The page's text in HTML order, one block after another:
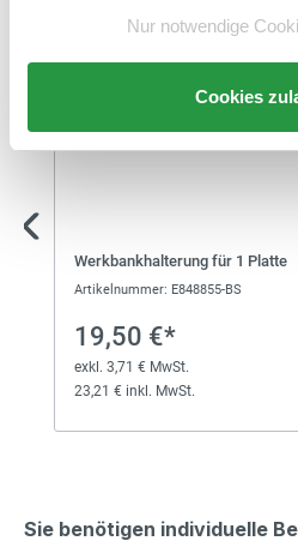
Nur notwendige
Cookies
Schlitzplatte
Schlitzplatte
Schlitzplatte
Werkbankhalterung für 1 Platte
Artikelnummer: E848855-BS
19,50 €*
exkl. 3,71 € MwSt.
23,21 € inkl. MwSt.
Sie benötigen individuelle